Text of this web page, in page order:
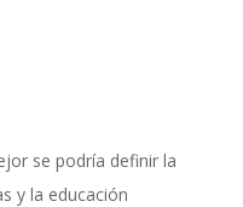
se podría definir la
y la educación